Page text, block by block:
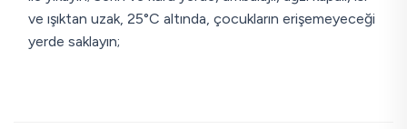
ve ışıktan uzak, 25°C altında, çocukların erişemeyeceği
yerde saklayın;